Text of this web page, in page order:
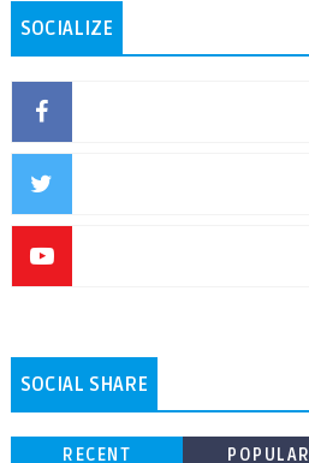
SOCIALIZE
SOCIAL SHARE
RECENT POPULAR